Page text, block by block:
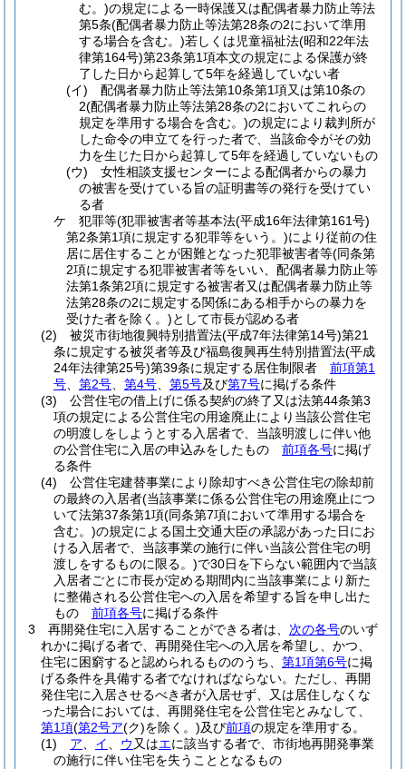
む。)の規定による一時保護又は配偶者暴力防止等法
第5条(配偶者暴力防止等法第28条の2において準用
する場合を含む。)若しくは児童福祉法(昭和22年法
律第164号)第23条第1項本文の規定による保護が終
了した日から起算して5年を経過していない者
(イ)
配偶者暴力防止等法第10条第1項又は第10条の
2(配偶者暴力防止等法第28条の2においてこれらの
規定を準用する場合を含む。)の規定により裁判所が
した命令の申立てを行った者で、当該命令がその効
力を生じた日から起算して5年を経過していないもの
(ウ)
女性相談支援センターによる配偶者からの暴力
の被害を受けている旨の証明書等の発行を受けてい
る者
ケ
犯罪等(犯罪被害者等基本法(平成16年法律第161号)
第2条第1項に規定する犯罪等をいう。)により従前の住
居に居住することが困難となった犯罪被害者等(同条第
2項に規定する犯罪被害者等をいい、配偶者暴力防止等
法第1条第2項に規定する被害者又は配偶者暴力防止等
法第28条の2に規定する関係にある相手からの暴力を
受けた者を除く。)として市長が認める者
(2)
被災市街地復興特別措置法(平成7年法律第14号)第21
条に規定する被災者等及び福島復興再生特別措置法(平成
24年法律第25号)第39条に規定する居住制限者 前項第1
号
第2号 第4号 第5号及び第7号に掲げる条件
(3)
公営住宅の借上げに係る契約の終了又は法第44条第3
項の規定による公営住宅の用途廃止により当該公営住宅
の明渡しをしようとする入居者で、当該明渡しに伴い他
の公営住宅に入居の申込みをしたもの 前項各号に掲げ
る条件
(4)
公営住宅建替事業により除却すべき公営住宅の除却前
の最終の入居者(当該事業に係る公営住宅の用途廃止につ
いて法第37条第1項(同条第7項において準用する場合を
含む。)の規定による国土交通大臣の承認があった日にお
ける入居者で、当該事業の施行に伴い当該公営住宅の明
渡しをするものに限る。)で30日を下らない範囲内で当該
入居者ごとに市長が定める期間内に当該事業により新た
に整備される公営住宅への入居を希望する旨を申し出た
もの 前項各号に掲げる条件
3
再開発住宅に入居することができる者は、 次の各号のいず
れかに掲げる者で、再開発住宅への入居を希望し、かつ、
住宅に困窮すると認められるもののうち、 第1項第6号に掲
げる条件を具備する者でなければならない。 ただし、再開
発住宅に入居させるべき者が入居せず、又は居住しなくな
った場合においては、再開発住宅を公営住宅とみなして、
第1項(第2号ア(ク)を除く。)及び前項の規定を準用する。
(1)
ア イ ウ 又はエに該当する者で、市街地再開発事業
の施行に伴い住宅を失うこととなるもの